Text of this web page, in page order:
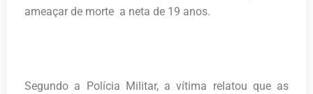
ameaçar de morte a neta de 19 anos.
Segundo a Polícia Militar, a vítima relatou que as